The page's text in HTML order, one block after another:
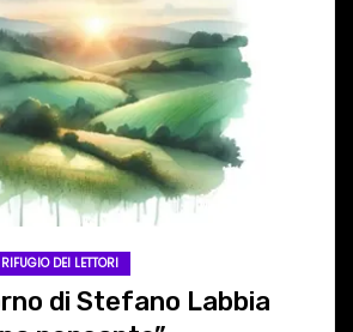
DEI LETTORI
di Stefano Labbia